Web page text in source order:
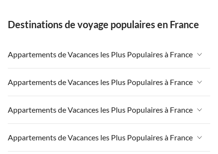
Destinations de voyage populaires en France
Appartements de Vacances les Plus Populaires à France
Appartements de Vacances à France
Appartements de Vacances à Paris-Ile de France
Appartements de Vacances à Paris
Appartements de Vacances à Côte atlantique
Appartements de Vacances les Plus Populaires à France
Appartements de Vacances à France
Appartements de Vacances à Paris-Ile de France
Appartements de Vacances à Paris
Appartements de Vacances les Plus Populaires à France
Appartements de Vacances à France
Appartements de Vacances les Plus Populaires à France